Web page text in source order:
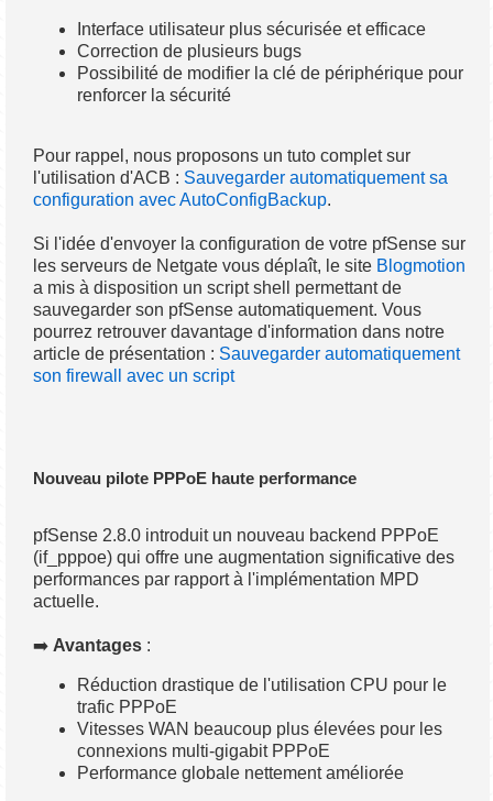
Interface utilisateur plus sécurisée et efficace
Correction de plusieurs bugs
Possibilité de modifier la clé de périphérique pour
renforcer la sécurité
Pour rappel, nous proposons un tuto complet sur
l'utilisation d'ACB : Sauvegarder automatiquement sa
configuration avec AutoConfigBackup.
Si l'idée d'envoyer la configuration de votre pfSense sur
les serveurs de Netgate vous déplaît, le site Blogmotion
a mis à disposition un script shell permettant de
sauvegarder son pfSense automatiquement. Vous
pourrez retrouver davantage d'information dans notre
article de présentation : Sauvegarder automatiquement
son firewall avec un script
Nouveau pilote PPPoE haute performance
pfSense 2.8.0 introduit un nouveau backend PPPoE
(if_pppoe) qui offre une augmentation significative des
performances par rapport à l'implémentation MPD
actuelle.
➡️ Avantages :
Réduction drastique de l'utilisation CPU pour le
trafic PPPoE
Vitesses WAN beaucoup plus élevées pour les
connexions multi-gigabit PPPoE
Performance globale nettement améliorée